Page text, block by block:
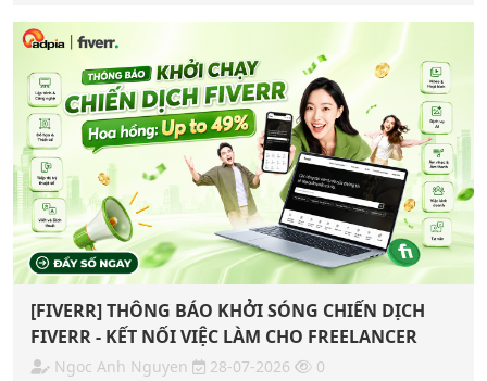
[FIVERR] THÔNG BÁO KHỞI SÓNG CHIẾN DỊCH
FIVERR - KẾT NỐI VIỆC LÀM CHO FREELANCER
Ngoc Anh Nguyen 28-07-2026 0